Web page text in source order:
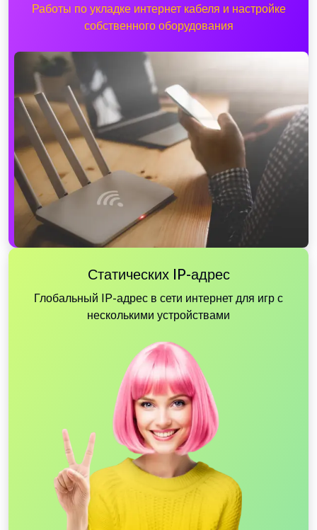
Работы по укладке интернет кабеля и настройке
собственного оборудования
Статических IP-адрес
Глобальный IP-адрес в сети интернет для игр с
несколькими устройствами